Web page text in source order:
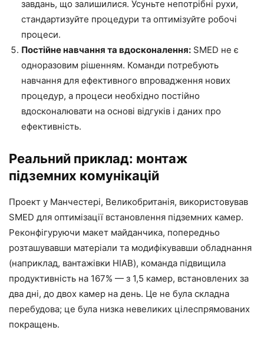
завдань, що залишилися. Усуньте непотрібні рухи,
стандартизуйте процедури та оптимізуйте робочі
процеси.
Постійне навчання та вдосконалення: SMED не є
одноразовим рішенням. Команди потребують
навчання для ефективного впровадження нових
процедур, а процеси необхідно постійно
вдосконалювати на основі відгуків і даних про
ефективність.
Реальний приклад: монтаж
підземних комунікацій
Проект у Манчестері, Великобританія, використовував
SMED для оптимізації встановлення підземних камер.
Реконфігуруючи макет майданчика, попередньо
розташувавши матеріали та модифікувавши обладнання
(наприклад, вантажівки HIAB), команда підвищила
продуктивність на 167% — з 1,5 камер, встановлених за
два дні, до двох камер на день. Це не була складна
перебудова; це була низка невеликих цілеспрямованих
покращень.